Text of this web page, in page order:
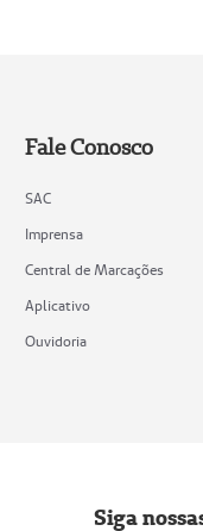
Fale Conosco
SAC
Imprensa
Central de Marcações
Aplicativo
Ouvidoria
Siga